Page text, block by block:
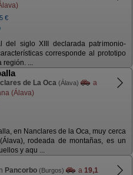
€
del siglo XIII declarada patrimonio-
corresponde al prototipo
región. ...
de La Oca (Álava)
a
(Álava)
en Nanclares de la Oca, muy cerca
rodeada de montañas, es un
y aqu ...
Pancorbo (Burgos) a 19,1